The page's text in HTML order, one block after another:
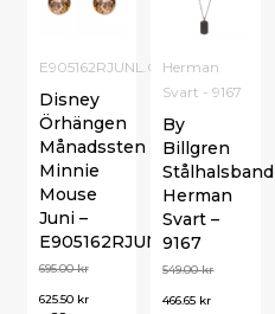
E905162RJUNL.CS
Disney
Örhängen
Månadssten
Minnie
Mouse
Juni –
E905162RJUNL.CS
695.00kr
625.50 kr
Herman
Svart - 9167
By
Billgren
Stålhalsband
Herman
Svart –
9167
549.00kr
466.65 kr